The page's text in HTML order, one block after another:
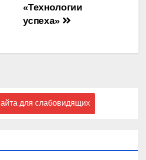
«Технологии
успеха»
для слабовидящих